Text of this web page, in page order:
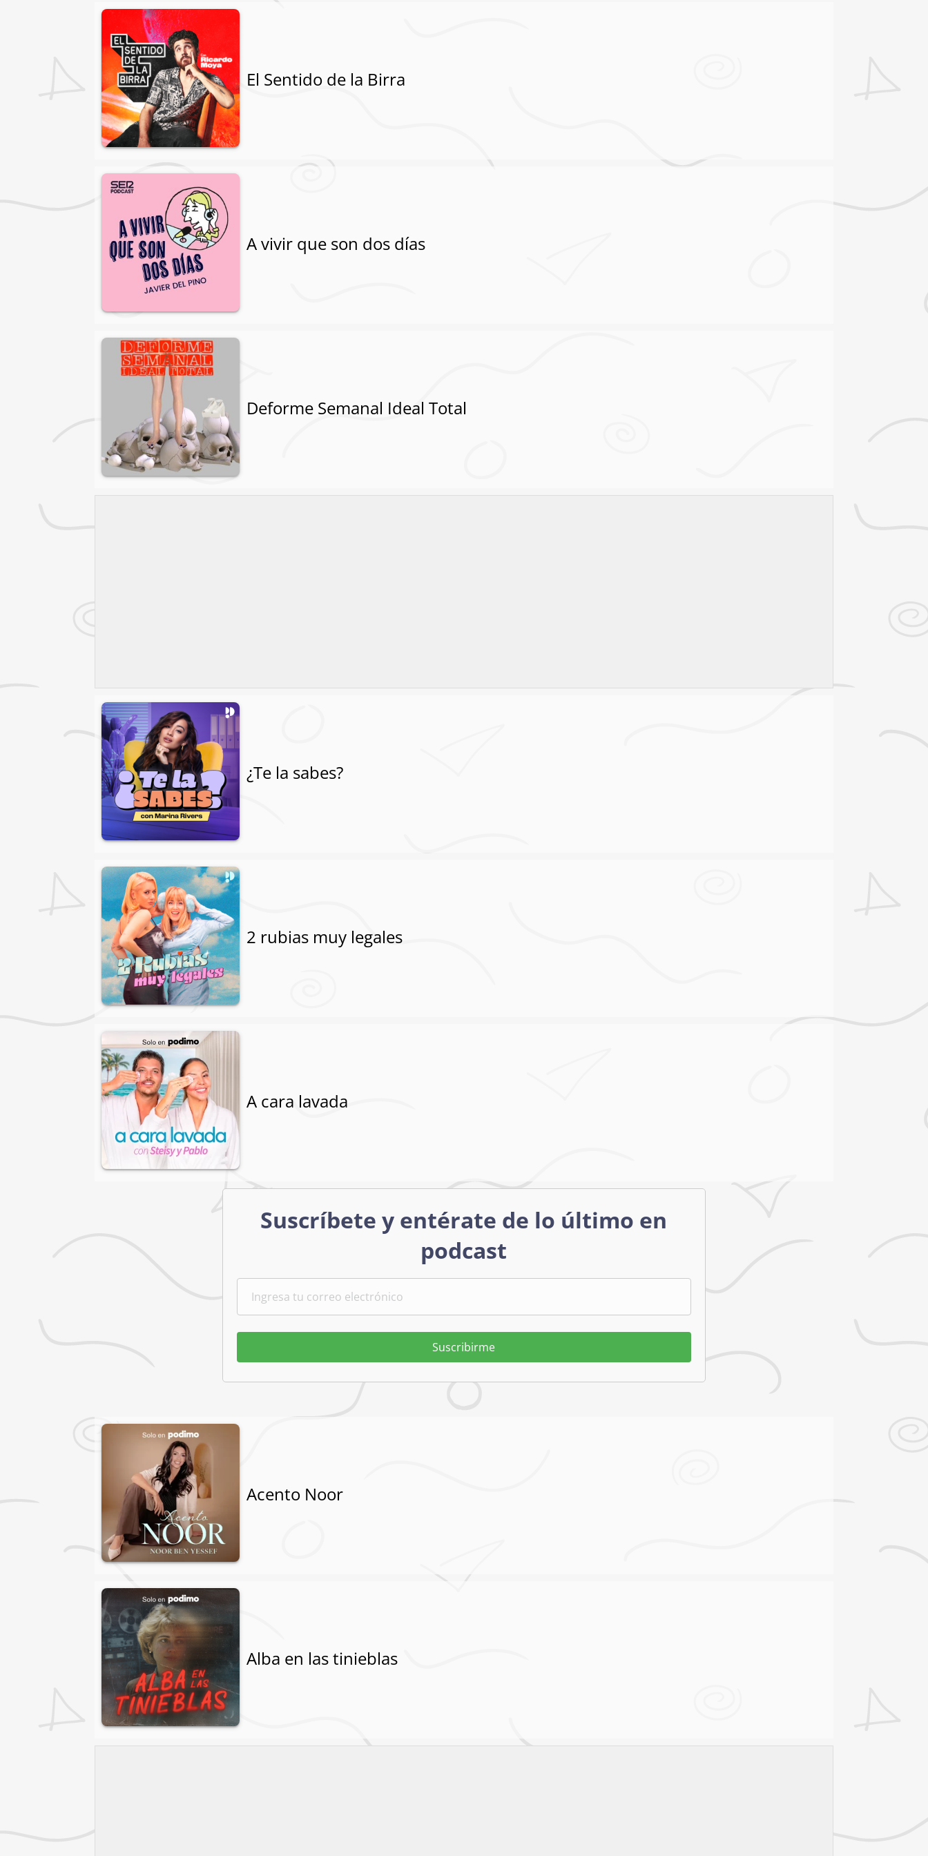
El Sentido de la Birra
A vivir que son dos días
Deforme Semanal Ideal Total
¿Te la sabes?
2 rubias muy legales
A cara lavada
Suscríbete y entérate de lo último en
podcast
Suscribirme
Acento Noor
Alba en las tinieblas